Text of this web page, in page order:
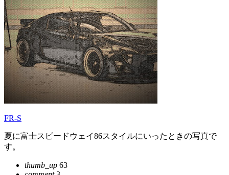
FR-S
夏に富士スピードウェイ86スタイルにいったときの写真で
す。
thumb_up 63